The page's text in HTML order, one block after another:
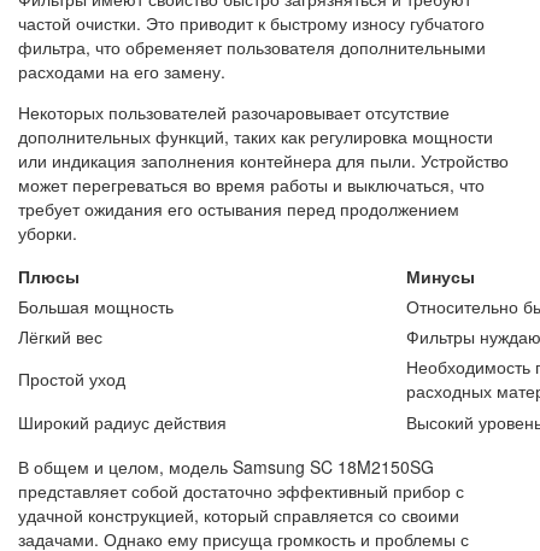
частой очистки. Это приводит к быстрому износу губчатого
фильтра, что обременяет пользователя дополнительными
расходами на его замену.
Некоторых пользователей разочаровывает отсутствие
дополнительных функций, таких как регулировка мощности
или индикация заполнения контейнера для пыли. Устройство
может перегреваться во время работы и выключаться, что
требует ожидания его остывания перед продолжением
уборки.
Плюсы
Минусы
Большая мощность
Относительно
Лёгкий вес
Фильтры
Простой уход
Необходимость
расходных
Широкий радиус действия
Высокий
В общем и целом, модель Samsung SC 18M2150SG
представляет собой достаточно эффективный прибор с
удачной конструкцией, который справляется со своими
задачами. Однако ему присуща громкость и проблемы с